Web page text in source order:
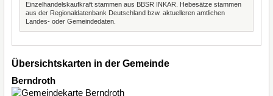
Einzelhandelskaufkraft stammen aus BBSR INKAR. Hebesätze stammen
aus der Regionaldatenbank Deutschland bzw. aktuelleren amtlichen
Landes- oder Gemeindedaten.
Übersichtskarten in der Gemeinde
Berndroth